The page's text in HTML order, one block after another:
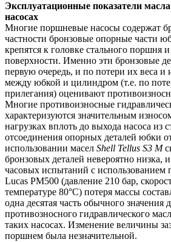
Эксплуатационные показатели
насосах
Многие поршневые насосы содержат
частности бронзовые опорные части
крепятся к головке стального поршня и
поверхности. Именно эти бронзовые
первую очередь, и по потери их веса и
между юбкой и цилиндром (т.е. по
прилегания) оценивают
Многие противоизносные
характеризуются значительным
нагрузках вплоть до выхода насоса из
отсоединения опорных деталей юбки
использовании масел Shell Tellus S3 M
бронзовых деталей невероятно низка, и
часовых испытаний с использованием
Lucas PM500 (давление 210 бар,
температуре 80°С) потеря массы
одна десятая часть обычного значения
противозносного гидравлического
таких насосах. Изменение величины
поршнем была незначительной.